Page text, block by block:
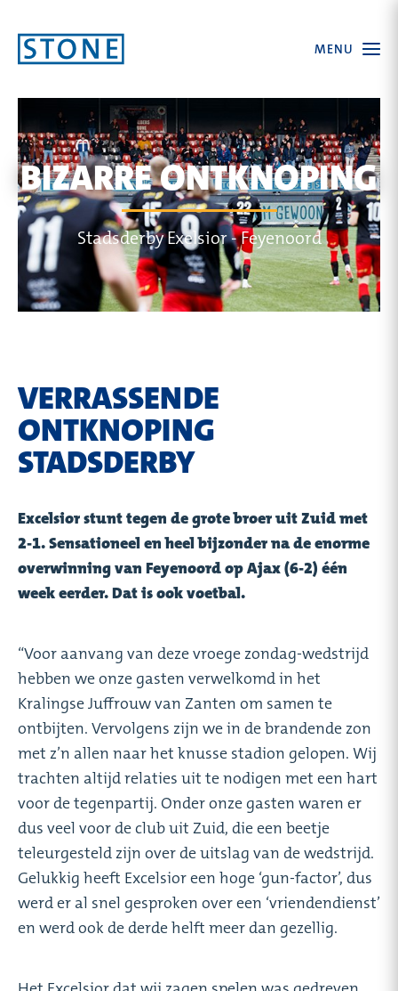
Ga
naar
Open
the
MENU
BIZARRE ONTKNOPING
Stadsderby Exelsior - Feyenoord
VERRASSENDE
ONTKNOPING
STADSDERBY
Excelsior stunt tegen de grote broer uit Zuid met
2-1. Sensationeel en heel bijzonder na de enorme
overwinning van Feyenoord op Ajax (6-2) één
week eerder. Dat is ook voetbal.
“Voor aanvang van deze vroege zondag-wedstrijd
hebben we onze gasten verwelkomd in het
Kralingse Juffrouw van Zanten om samen te
ontbijten. Vervolgens zijn we in de brandende zon
met z’n allen naar het knusse stadion gelopen. Wij
trachten altijd relaties uit te nodigen met een hart
voor de tegenpartij. Onder onze gasten waren er
dus veel voor de club uit Zuid, die een beetje
teleurgesteld zijn over de uitslag van de wedstrijd.
Gelukkig heeft Excelsior een hoge ‘gun-factor’, dus
werd er al snel gesproken over een ‘vriendendienst’
en werd ook de derde helft meer dan gezellig.